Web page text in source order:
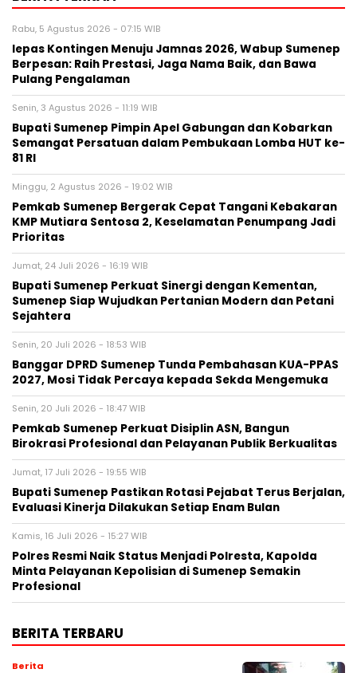
Rabu, 5 Agustus 2026 - 07:15 WIB
lepas Kontingen Menuju Jamnas 2026, Wabup Sumenep
Berpesan: Raih Prestasi, Jaga Nama Baik, dan Bawa
Pulang Pengalaman
Senin, 3 Agustus 2026 - 11:19 WIB
Bupati Sumenep Pimpin Apel Gabungan dan Kobarkan
Semangat Persatuan dalam Pembukaan Lomba HUT ke-
81 RI
Minggu, 2 Agustus 2026 - 19:02 WIB
Pemkab Sumenep Bergerak Cepat Tangani Kebakaran
KMP Mutiara Sentosa 2, Keselamatan Penumpang Jadi
Prioritas
Jumat, 24 Juli 2026 - 16:19 WIB
Bupati Sumenep Perkuat Sinergi dengan Kementan,
Sumenep Siap Wujudkan Pertanian Modern dan Petani
Sejahtera
Senin, 20 Juli 2026 - 18:53 WIB
Banggar DPRD Sumenep Tunda Pembahasan KUA-PPAS
2027, Mosi Tidak Percaya kepada Sekda Mengemuka
Senin, 20 Juli 2026 - 18:47 WIB
Pemkab Sumenep Perkuat Disiplin ASN, Bangun
Birokrasi Profesional dan Pelayanan Publik Berkualitas
Jumat, 17 Juli 2026 - 19:55 WIB
Bupati Sumenep Pastikan Rotasi Pejabat Terus Berjalan,
Evaluasi Kinerja Dilakukan Setiap Enam Bulan
Kamis, 16 Juli 2026 - 15:27 WIB
Polres Resmi Naik Status Menjadi Polresta, Kapolda
Minta Pelayanan Kepolisian di Sumenep Semakin
Profesional
BERITA TERBARU
Berita